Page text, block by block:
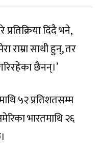
दिंदै भने,
राम्रा साथी हुन्, तर
छैनन्।’
५२ प्रतिशतसम्म
भारतमाथि २६